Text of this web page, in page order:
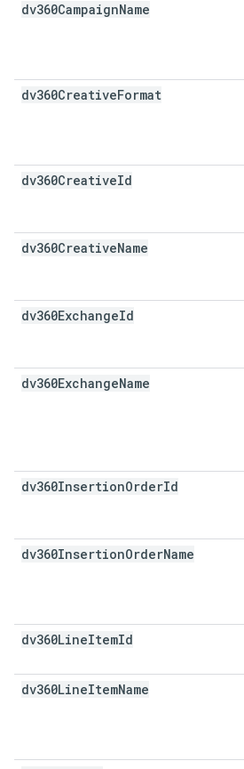
dv360CampaignName
dv360CreativeFormat
dv360CreativeId
dv360CreativeName
dv360ExchangeId
dv360ExchangeName
dv360InsertionOrderId
dv360InsertionOrderName
dv360LineItemId
dv360LineItemName